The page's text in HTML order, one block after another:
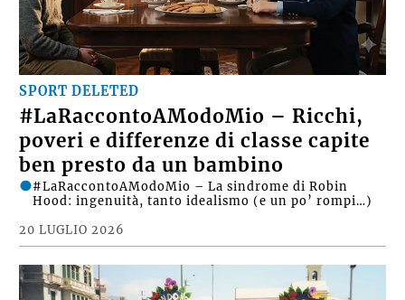
SPORT DELETED
#LaRaccontoAModoMio – Ricchi,
poveri e differenze di classe capite
ben presto da un bambino
20 LUGLIO 2026
#LaRaccontoAModoMio – La sindrome di Robin
Hood: ingenuità, tanto idealismo (e un po’ rompi…)